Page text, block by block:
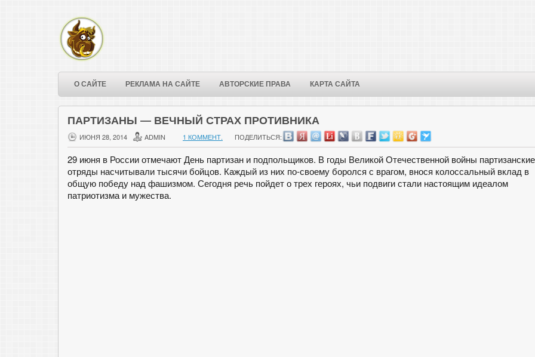
О САЙТЕ РЕКЛАМА НА САЙТЕ АВТОРСКИЕ ПРАВА КАРТА САЙТА
ПАРТИЗАНЫ — ВЕЧНЫЙ СТРАХ ПРОТИВНИКА
ИЮНЯ 28, 2014 ADMIN 1 КОММЕНТ. ПОДЕЛИТЬСЯ:
29 июня в России отмечают День партизан и подпольщиков. В годы Великой Отечественной войны партизанские
отряды насчитывали тысячи бойцов. Каждый из них по-своему боролся с врагом, внося колоссальный вклад в
общую победу над фашизмом. Сегодня речь пойдет о трех героях, чьи подвиги стали настоящим идеалом
патриотизма и мужества.